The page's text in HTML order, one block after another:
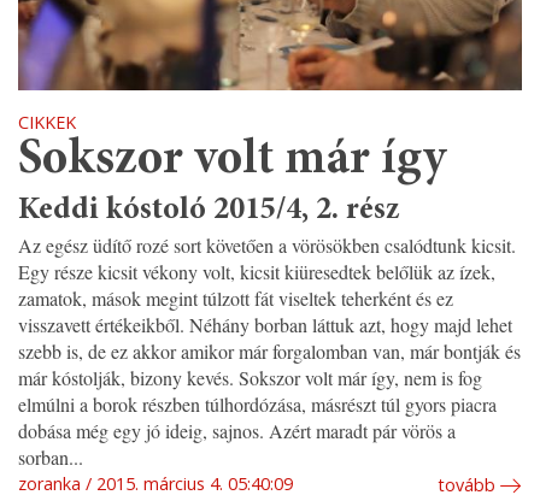
CIKKEK
Sokszor volt már így
Keddi kóstoló 2015/4, 2. rész
Az egész üdítő rozé sort követően a vörösökben csalódtunk kicsit.
Egy része kicsit vékony volt, kicsit kiüresedtek belőlük az ízek,
zamatok, mások megint túlzott fát viseltek teherként és ez
visszavett értékeikből. Néhány borban láttuk azt, hogy majd lehet
szebb is, de ez akkor amikor már forgalomban van, már bontják és
már kóstolják, bizony kevés. Sokszor volt már így, nem is fog
elmúlni a borok részben túlhordózása, másrészt túl gyors piacra
dobása még egy jó ideig, sajnos. Azért maradt pár vörös a
sorban...
zoranka 2015. március 4. 05:40:09 tovább